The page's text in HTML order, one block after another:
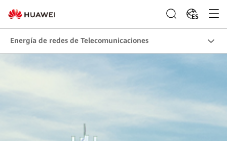
ES
Energía de redes de Telecomunicaciones